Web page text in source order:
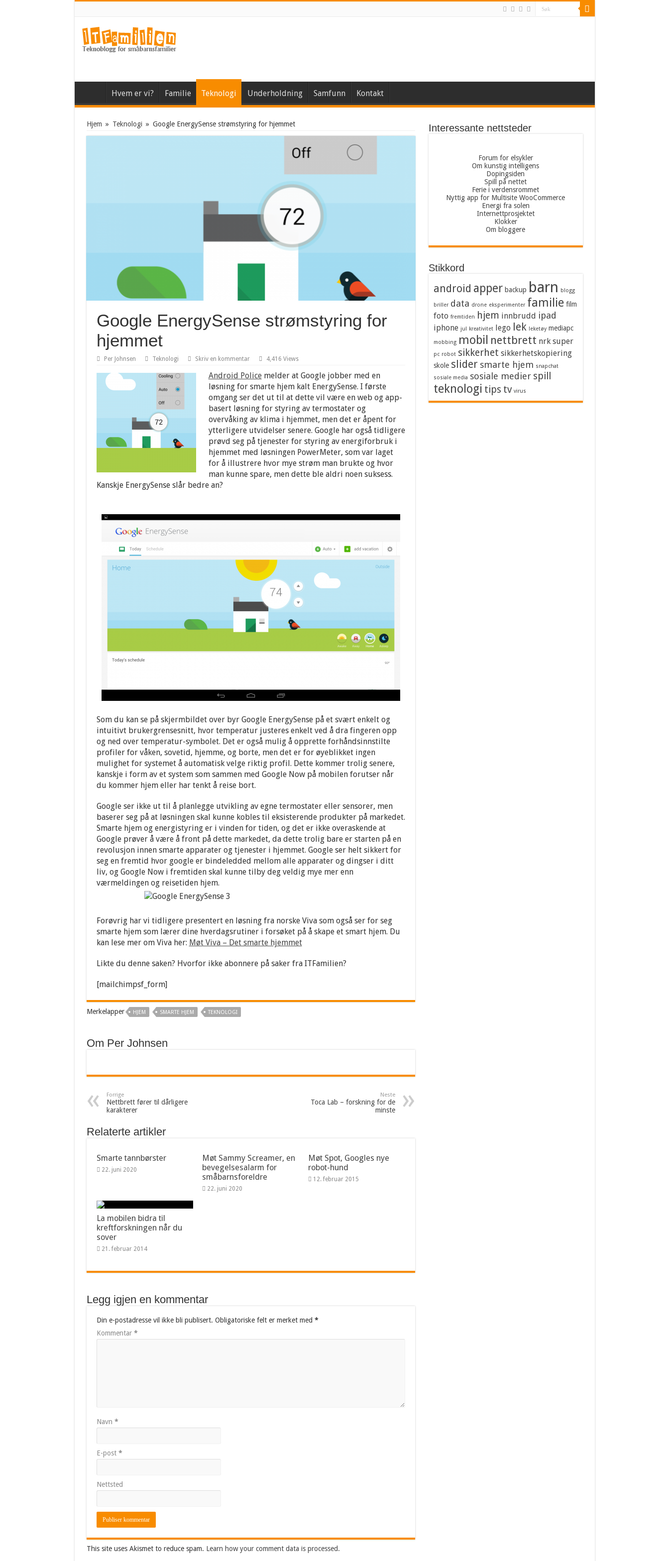
Hvem er vi? Familie Teknologi Underholdning Samfunn Kontakt
Hjem » Teknologi » Google EnergySense strømstyring for hjemmet
Google EnergySense strømstyring for
hjemmet
Per Johnsen Teknologi Skriv en kommentar 4,416 Views
Android Policemelder at Google jobber med en
løsning for smarte hjem kalt EnergySense. I første
omgang ser det ut til at dette vil være en web og app-
basert løsning for styring av termostater og
overvåking av klima i hjemmet, men det er åpent for
ytterligere utvidelser senere. Google har også tidligere
prøvd seg på tjenester for styring av energiforbruk i
hjemmet med løsningen PowerMeter, som var laget
for å illustrere hvor mye strøm man brukte og hvor
man kunne spare, men dette ble aldri noen suksess.
Kanskje EnergySense slår bedre an?
Som du kan se på skjermbildet over byr Google EnergySense på et svært enkelt og
intuitivt brukergrensesnitt, hvor temperatur justeres enkelt ved å dra fingeren opp
og ned over temperatur-symbolet. Det er også mulig å opprette forhåndsinnstilte
profiler for våken, sovetid, hjemme, og borte, men det er for øyeblikket ingen
mulighet for systemet å automatisk velge riktig profil. Dette kommer trolig senere,
kanskje i form av et system som sammen med Google Now på mobilen forutser når
du kommer hjem eller har tenkt å reise bort.
Google ser ikke ut til å planlegge utvikling av egne termostater eller sensorer, men
baserer seg på at løsningen skal kunne kobles til eksisterende produkter på markedet.
Smarte hjem og energistyring er i vinden for tiden, og det er ikke overaskende at
Google prøver å være å front på dette markedet, da dette trolig bare er starten på en
revolusjon innen smarte apparater og tjenester i hjemmet. Google ser helt sikkert for
seg en fremtid hvor google er bindeledded mellom alle apparater og dingser i ditt
liv, og Google Now i fremtiden skal kunne tilby deg veldig mye mer enn
værmeldingen og reisetiden hjem.
Forøvrig har vi tidligere presentert en løsning fra norske Viva som også ser for seg
smarte hjem som lærer dine hverdagsrutiner i forsøket på å skape et smart hjem. Du
kan lese mer om Viva her: Møt Viva – Det smarte hjemmet
Likte du denne saken? Hvorfor ikke abonnere på saker fra ITFamilien?
[mailchimpsf_form]
Merkelapper HJEM SMARTE HJEM TEKNOLOGI
Om Per Johnsen
Forrige
Nettbrett fører til dårligere
karakterer
Neste
Toca Lab – forskning for de
minste
Relaterte artikler
Smarte tannbørster
22. juni 2020
Møt Sammy Screamer, en
bevegelsesalarm for
småbarnsforeldre
22. juni 2020
Møt Spot, Googles nye
robot-hund
12. februar 2015
La mobilen bidra til
kreftforskningen når du
sover
21. februar 2014
Legg igjen en kommentar
Din e-postadresse vil ikke bli publisert. Obligatoriske felt er merket med *
Kommentar *
Navn *
E-post *
Nettsted
This site uses Akismet to reduce spam. Learn how your comment data is processed.
Interessante nettsteder
Forum for elsykler
Om kunstig intelligens
Dopingsiden
Spill på nettet
Ferie i verdensrommet
Nyttig app for Multisite WooCommerce
Energi fra solen
Internettprosjektet
Klokker
Om bloggere
Stikkord
android apper backup barn blogg
briller data drone eksperimenter familie film
foto fremtiden hjem innbrudd ipad
iphone jul kreativitet lego lek leketøy mediapc
mobbing mobil nettbrett nrk super
pc robot sikkerhet sikkerhetskopiering
skole slider smarte hjem snapchat
sosiale media sosiale medier spill
teknologi tips tv virus